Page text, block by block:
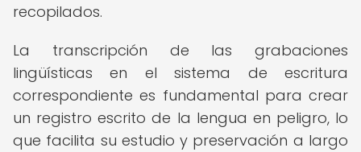
recopilados.
La transcripción de las grabaciones
lingüísticas en el sistema de escritura
correspondiente es fundamental para crear
un registro escrito de la lengua en peligro, lo
que facilita su estudio y preservación a largo